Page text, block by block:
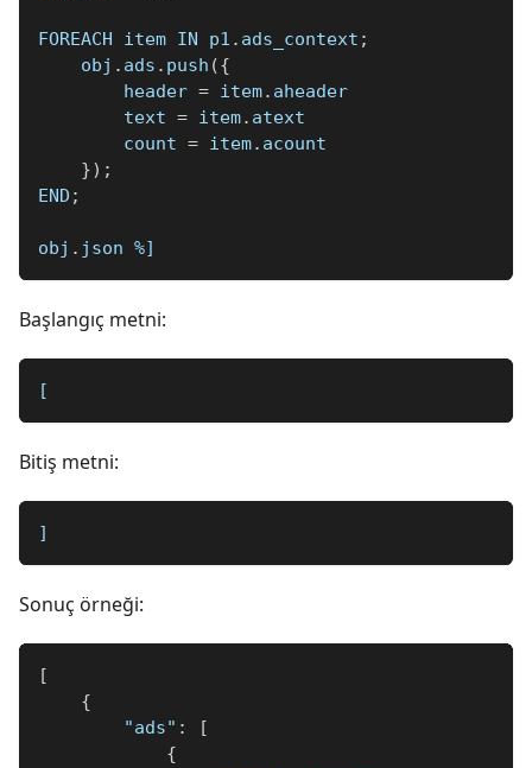
FOREACH item IN p1 . ads_context ;
    obj
. ads . push ({
        header
= item. aheader
        text
= item. atext
        count
= item. acount
}) ;
END ;
obj . json %]
Başlangıç metni:
[
Bitiş metni:
]
Sonuç örneği:
[
{
"ads" :
[
{